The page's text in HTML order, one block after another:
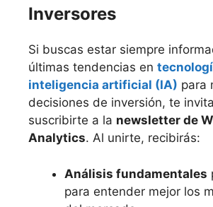
Inversores
Si buscas estar siempre
últimas tendencias en
inteligencia artificial (IA) para
decisiones de inversión, te
suscribirte a la newsletter de
Analytics. Al unirte, recibirás:
Análisis fundamentales
para entender mejor los